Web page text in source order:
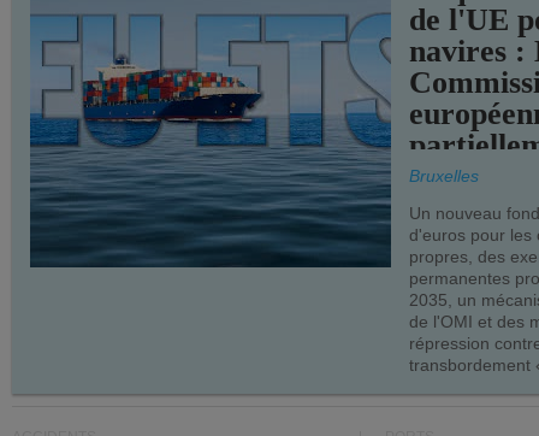
de l'UE
navires :
Bruxelles
Un nouveau
d'euros pour les
propres, des
permanentes
2035, un
de l'OMI et des
répression
transbordement